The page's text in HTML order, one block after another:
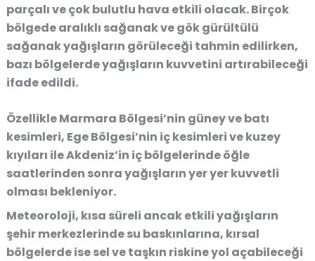
parçalı ve çok bulutlu hava etkili olacak. Birçok
bölgede aralıklı sağanak ve gök gürültülü
sağanak yağışların görüleceği tahmin edilirken,
bazı bölgelerde yağışların kuvvetini artırabileceği
ifade edildi.
Özellikle Marmara Bölgesi’nin güney ve batı
kesimleri, Ege Bölgesi’nin iç kesimleri ve kuzey
kıyıları ile Akdeniz’in iç bölgelerinde öğle
saatlerinden sonra yağışların yer yer kuvvetli
olması bekleniyor.
Meteoroloji, kısa süreli ancak etkili yağışların
şehir merkezlerinde su baskınlarına, kırsal
bölgelerde ise sel ve taşkın riskine yol açabileceği